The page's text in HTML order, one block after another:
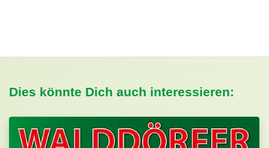
Dies könnte Dich auch interessieren: